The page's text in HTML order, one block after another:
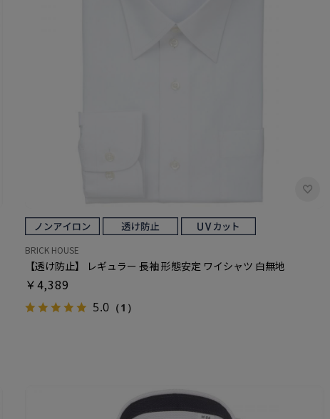
BRICK HOUSE
【透け防止】 レギュラー 長袖 形態安定 ワイシャツ 白無地
￥4,389
5.0 （1）